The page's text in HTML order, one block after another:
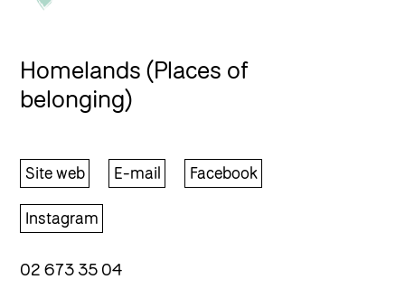
Homelands (Places of
belonging)
Site web E-mail Facebook
Instagram
02 673 35 04